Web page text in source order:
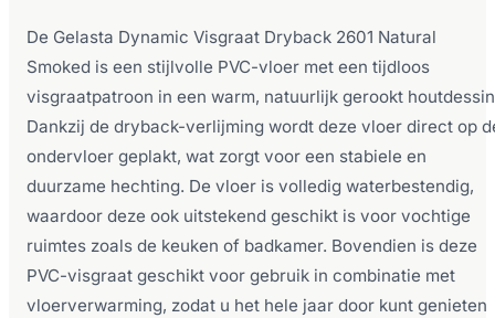
De Gelasta Dynamic Visgraat Dryback 2601 Natural
Smoked is een stijlvolle PVC-vloer met een tijdloos
visgraatpatroon in een warm, natuurlijk gerookt
Dankzij de dryback-verlijming wordt deze vloer direct op
ondervloer geplakt, wat zorgt voor een stabiele en
duurzame hechting. De vloer is volledig waterbestendig,
waardoor deze ook uitstekend geschikt is voor vochtige
ruimtes zoals de keuken of badkamer. Bovendien is deze
PVC-visgraat geschikt voor gebruik in combinatie met
vloerverwarming, zodat u het hele jaar door kunt genieten